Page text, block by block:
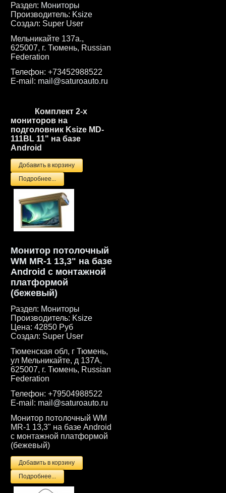
Раздел: Мониторы
Производитель: Ksize
Создал: Super User
Мельникайте 137а.,
625007, г. Тюмень, Russian
Federation
Телефон:+73452988522
E-mail: mail@saturoauto.ru
Комплект 2-х
мониторов на
подголовник Ksize MD-
111BL 11" на базе
Android
Подробнее...
Монитор потолочный
WM MR-1 13,3" на базе
Android с монтажной
платформой
(бежевый)
Раздел: Мониторы
Производитель: Ksize
Цена:42850 Руб
Создал: Super User
Тюменская обл, г Тюмень,
ул Мельникайте, д 137А,
625007, г. Тюмень, Russian
Federation
Телефон:+79504988522
E-mail: mail@saturoauto.ru
Монитор потолочный WM
MR-1 13,3" на базе Android
с монтажной платформой
(бежевый)
Подробнее...